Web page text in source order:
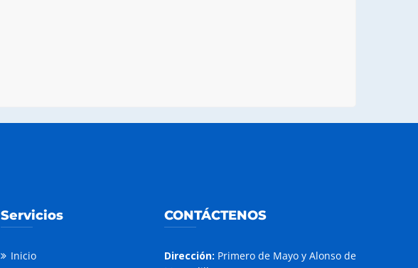
Servicios
Inicio
CONTÁCTENOS
Dirección: Primero de Mayo y Alonso de